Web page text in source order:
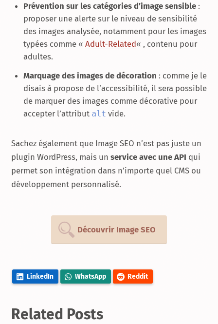
Prévention sur les catégories d’image sensible :
proposer une alerte sur le niveau de sensibilité
des images analysée, notamment pour les images
typées comme « Adult-Related« , contenu pour
adultes.
Marquage des images de décoration : comme je le
disais à propose de l’accessibilité, il sera possible
de marquer des images comme décorative pour
accepter l’attribut alt vide.
Sachez également que Image SEO n’est pas juste un
plugin WordPress, mais un service avec une API qui
permet son intégration dans n’importe quel CMS ou
développement personnalisé.
Découvrir Image SEO
LinkedIn WhatsApp Reddit
Related Posts